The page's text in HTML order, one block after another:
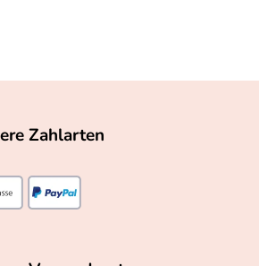
Zahlarten